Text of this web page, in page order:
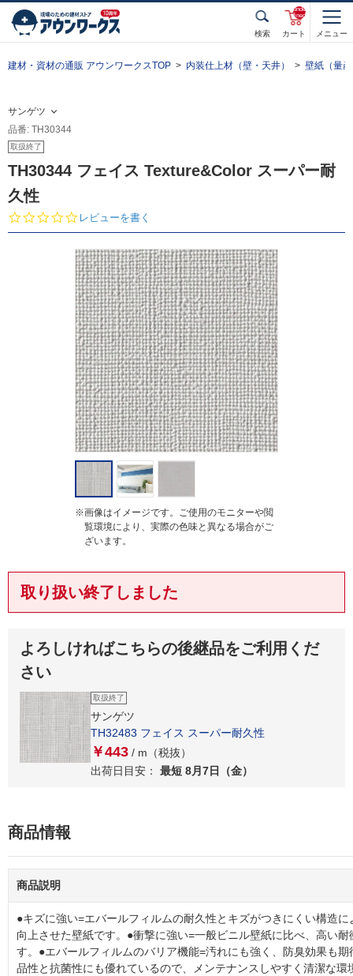
検索 カート
unde
fined
メニュー
建材・資材の通販 アウンワークスTOP 内装仕上材（壁・天井） 壁紙（量
サンゲツ
品番: TH30344
取扱終了
TH30344 フェイス Texture&Color スーパー耐
久性
0.
0
t
a
r
r
a
t
i
n
g
レビューを書く
※画像はイメージです。ご使用のモニターや閲
覧環境により、実際の色味と異なる場合がご
ざいます。
取り扱い終了しました
よろしければこちらの後継品をご利用くだ
さい
取扱終了
サンゲツ
TH32483 フェイス スーパー耐久性
￥443 / m（税抜）
出荷日目安：
最短 8月7日（金）
商品情報
商品説明
●キズに強い=エバールフィルムの耐久性とキズがつきにくい構造
向上させた壁紙です。●衝撃に強い=一般ビニル壁紙に比べ、高い
す。●エバールフィルムのバリア機能=汚れにも強く、防臭効果も
品性と抗菌性にも優れているので、メンテナンスしやすく清潔な環